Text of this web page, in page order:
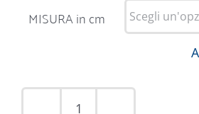
MISURA in cm